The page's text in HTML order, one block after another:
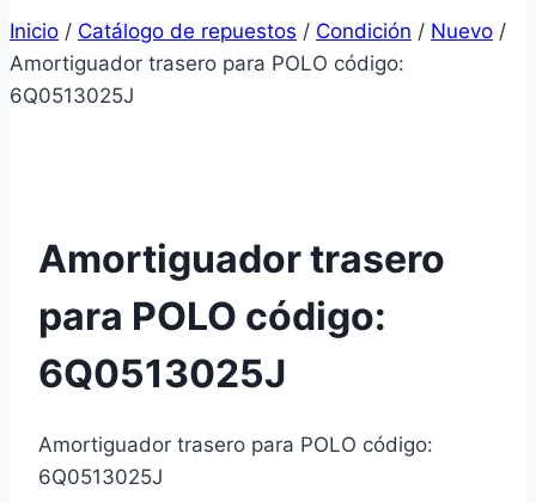
Inicio / Catálogo de repuestos / Condición / Nuevo /
Amortiguador trasero para POLO código:
6Q0513025J
Amortiguador trasero
para POLO código:
6Q0513025J
Amortiguador trasero para POLO código:
6Q0513025J